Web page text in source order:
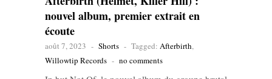
nouvel album, premier extrait en
écoute
août 7, 2023 - Shorts - Tagged: Afterbirth,
Willowtip Records - no comments